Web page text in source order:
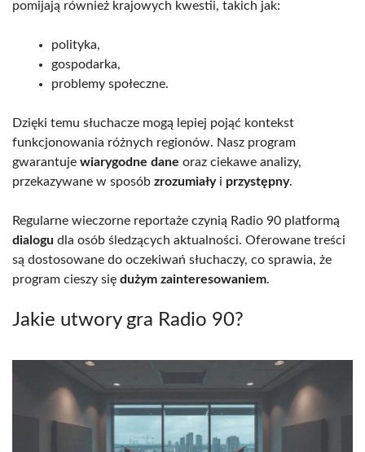
pomijają również krajowych kwestii, takich jak:
polityka,
gospodarka,
problemy społeczne.
Dzięki temu słuchacze mogą lepiej pojąć kontekst
funkcjonowania różnych regionów. Nasz program
gwarantuje wiarygodne dane oraz ciekawe analizy,
przekazywane w sposób zrozumiałyi przystępny.
Regularne wieczorne reportaże czynią Radio 90 platformą
dialogu dla osób śledzących aktualności. Oferowane treści
są dostosowane do oczekiwań słuchaczy, co sprawia, że
program cieszy się dużym zainteresowaniem.
Jakie utwory gra Radio 90?